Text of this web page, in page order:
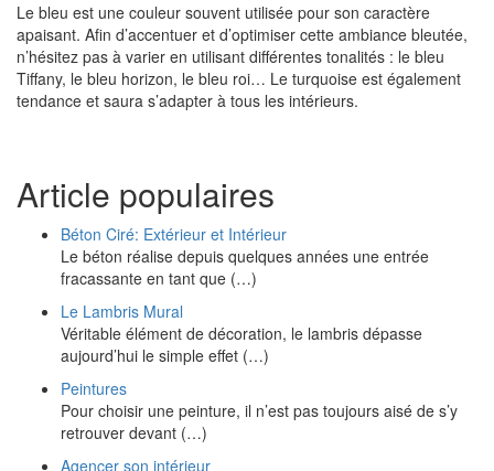
Le bleu est une couleur souvent utilisée pour son caractère
apaisant. Afin d’accentuer et d’optimiser cette ambiance bleutée,
n’hésitez pas à varier en utilisant différentes tonalités : le bleu
Tiffany, le bleu horizon, le bleu roi… Le turquoise est également
tendance et saura s’adapter à tous les intérieurs.
Article populaires
Béton Ciré: Extérieur et Intérieur
Le béton réalise depuis quelques années une entrée
fracassante en tant que (…)
Le Lambris Mural
Véritable élément de décoration, le lambris dépasse
aujourd’hui le simple effet (…)
Peintures
Pour choisir une peinture, il n’est pas toujours aisé de s’y
retrouver devant (…)
Agencer son intérieur